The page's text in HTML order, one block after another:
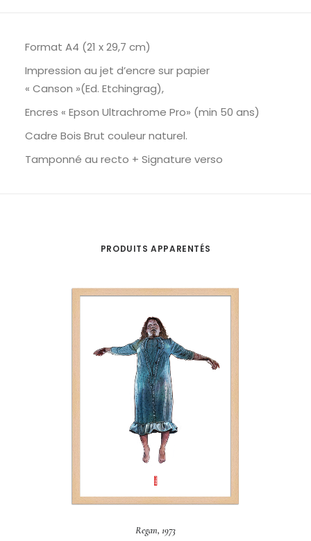
Format A4 (21 x 29,7 cm)
Impression au jet d’encre sur papier
« Canson »(Ed. Etchingrag),
Encres « Epson Ultrachrome Pro» (min 50 ans)
Cadre Bois Brut couleur naturel.
Tamponné au recto + Signature verso
PRODUITS APPARENTÉS
AJOUTER AU PANIER
Regan, 1973